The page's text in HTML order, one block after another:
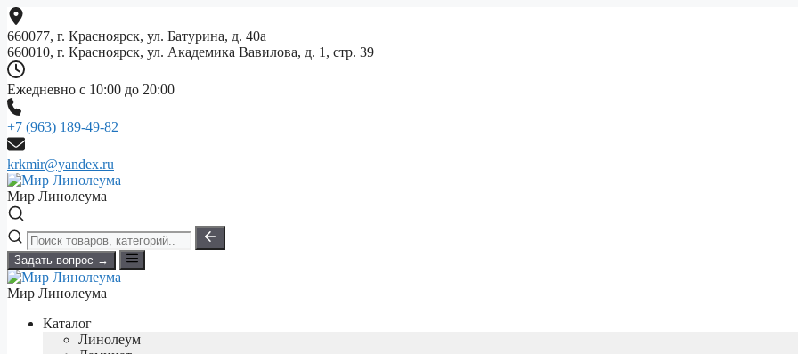
Перейти
к
содержимому
660077, г. Красноярск, ул. Батурина, д. 40а
660010, г. Красноярск, ул. Академика Вавилова, д. 1, стр. 39
Ежедневно с 10:00 до 20:00
+7 (963) 189-49-82
krkmir@yandex.ru
Мир Линолеума
Задать вопрос →
Мир Линолеума
Каталог
Линолеум